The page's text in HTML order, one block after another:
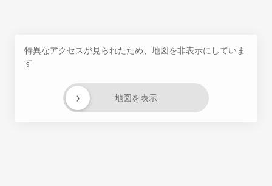
特異なアクセスが見られたため、地図を非表示にしていま
す
地図を表示
›